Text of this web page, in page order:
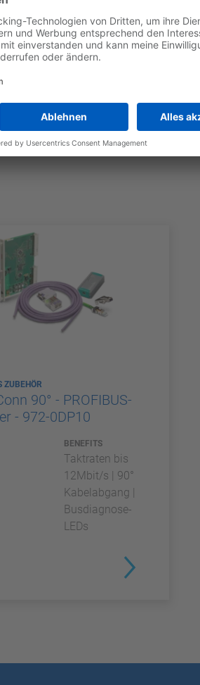
ZUBEHÖR
90° - PROFIBUS-
- 972-0DP10
BENEFITS
Taktraten bis
12Mbit/s | 90°
Kabelabgang |
Busdiagnose-
LEDs